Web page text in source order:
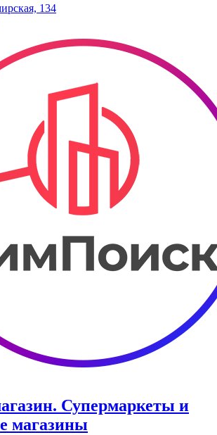
134
Супермаркеты и
магазины